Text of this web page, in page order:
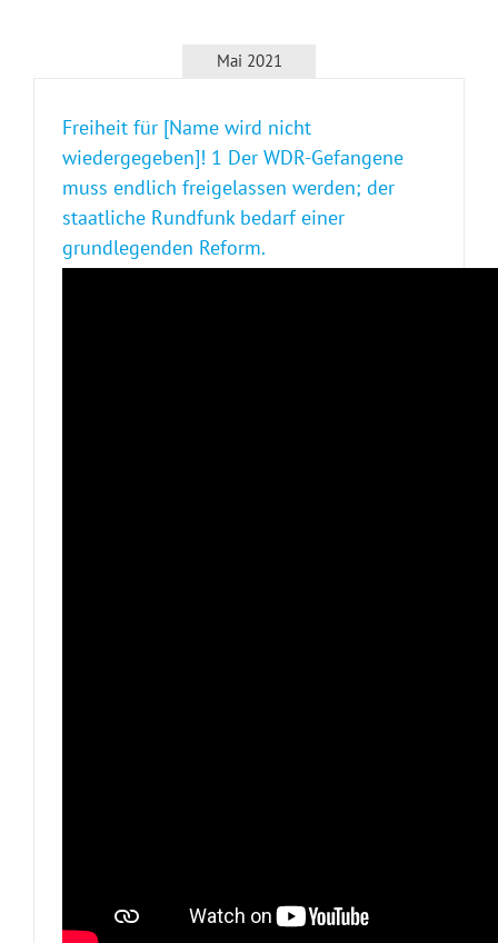
Mai 2021
Freiheit für [Name wird nicht
wiedergegeben]! 1 Der WDR-Gefangene
muss endlich freigelassen werden; der
staatliche Rundfunk bedarf einer
grundlegenden Reform.